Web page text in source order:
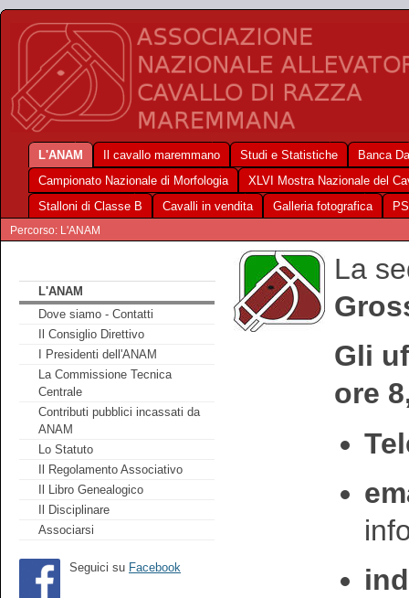
L'ANAM Il cavallo maremmano Studi e Statistiche
Banca
Campionato Nazionale di Morfologia
XLVI Mostra Nazionale del
Stalloni di Classe B
Cavalli in vendita Galleria fotografica
Percorso: L'ANAM
L'ANAM
Dove siamo - Contatti
Il Consiglio Direttivo
I Presidenti dell'ANAM
La Commissione Tecnica
Centrale
Contributi pubblici incassati da
ANAM
Lo Statuto
Il Regolamento Associativo
Il Libro Genealogico
Il Disciplinare
Associarsi
Seguici su Facebook
La
Gli
ore